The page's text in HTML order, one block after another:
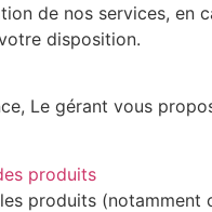
de nos services, en
disposition.
Le gérant vous
produits
produits (notamment